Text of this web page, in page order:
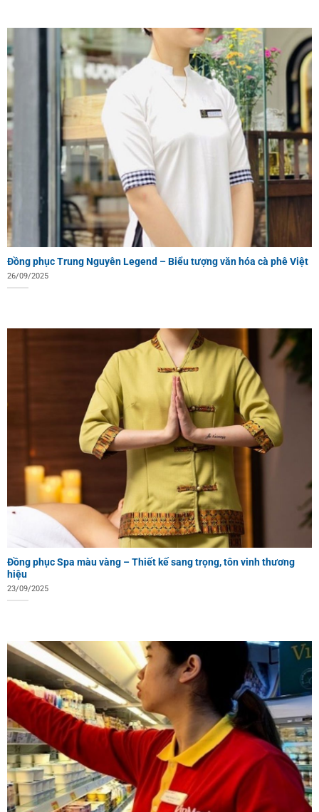
Đồng phục Trung Nguyên Legend – Biểu tượng văn hóa cà phê Việt
26/09/2025
Đồng phục Spa màu vàng – Thiết kế sang trọng, tôn vinh thương
hiệu
23/09/2025